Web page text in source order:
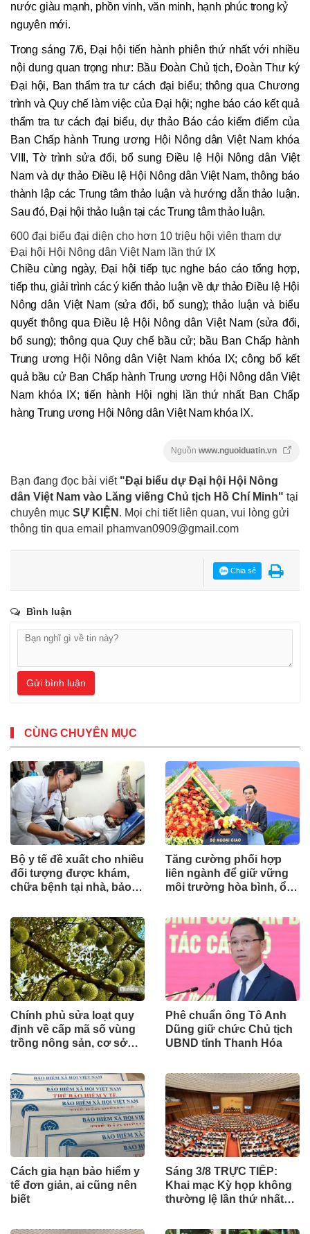
nước giàu mạnh, phồn vinh, văn minh, hạnh phúc trong kỷ
nguyên mới.
Trong sáng 7/6, Đại hội tiến hành phiên thứ nhất với nhiều
nội dung quan trọng như: Bầu Đoàn Chủ tịch, Đoàn Thư ký
Đại hội, Ban thẩm tra tư cách đại biểu; thông qua Chương
trình và Quy chế làm việc của Đại hội; nghe báo cáo kết quả
thẩm tra tư cách đại biểu, dự thảo Báo cáo kiểm điểm của
Ban Chấp hành Trung ương Hội Nông dân Việt Nam khóa
VIII, Tờ trình sửa đổi, bổ sung Điều lệ Hội Nông dân Việt
Nam và dự thảo Điều lệ Hội Nông dân Việt Nam, thông báo
thành lập các Trung tâm thảo luận và hướng dẫn thảo luận.
Sau đó, Đại hội thảo luận tại các Trung tâm thảo luận.
600 đại biểu đại diện cho hơn 10 triệu hội viên tham dự
Đại hội Hội Nông dân Việt Nam lần thứ IX
Chiều cùng ngày, Đại hội tiếp tục nghe báo cáo tổng hợp,
tiếp thu, giải trình các ý kiến thảo luận về dự thảo Điều lệ Hội
Nông dân Việt Nam (sửa đổi, bổ sung); thảo luận và biểu
quyết thông qua Điều lệ Hội Nông dân Việt Nam (sửa đổi,
bổ sung); thông qua Quy chế bầu cử; bầu Ban Chấp hành
Trung ương Hội Nông dân Việt Nam khóa IX; công bố kết
quả bầu cử Ban Chấp hành Trung ương Hội Nông dân Việt
Nam khóa IX; tiến hành Hội nghị lần thứ nhất Ban Chấp
hàng Trung ương Hội Nông dân Việt Nam khóa IX.
Nguồn www.nguoiduatin.vn
Bạn đang đọc bài viết "Đại biểu dự Đại hội Hội Nông
dân Việt Nam vào Lăng viếng Chủ tịch Hồ Chí Minh" tại
chuyên mục SỰ KIỆN . Mọi chi tiết liên quan, vui lòng gửi
thông tin qua email phamvan0909@gmail.com
Chia sẻ
Bình luận
Gửi bình luận
CÙNG CHUYÊN MỤC
Bộ y tế đề xuất cho nhiều
đối tượng được khám,
chữa bệnh tại nhà, bảo
Tăng cường phối hợp
liên ngành để giữ vững
môi trường hòa bình, ổn
Chính phủ sửa loạt quy
định về cấp mã số vùng
trồng nông sản, cơ sở
Phê chuẩn ông Tô Anh
Dũng giữ chức Chủ tịch
UBND tỉnh Thanh Hóa
Cách gia hạn bảo hiểm y
tế đơn giản, ai cũng nên
biết
Sáng 3/8 TRỰC TIẾP:
Khai mạc Kỳ họp không
thường lệ lần thứ nhất